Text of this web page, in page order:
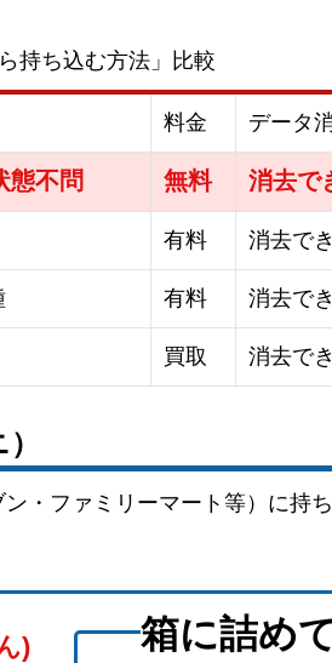
持ち込む方法」比較
料金 データ
態不問 無料 消去で
有料 消去で
有料 消去で
買取 消去で
・ファミリーマート等）に持
) 箱に詰め